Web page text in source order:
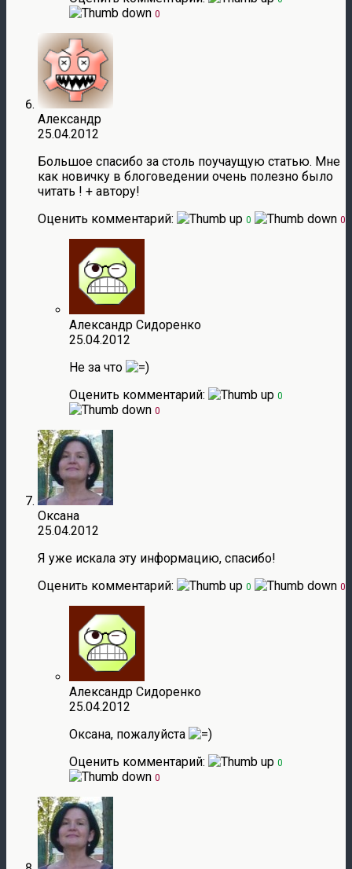
0
Александр
25.04.2012
Большое спасибо за столь поучаущую статью. Мне
как новичку в блоговедении очень полезно было
читать ! + автору!
Оценить комментарий:
0 0
Александр Сидоренко
25.04.2012
Не за что
Оценить комментарий:
0
0
Оксана
25.04.2012
Я уже искала эту информацию, спасибо!
Оценить комментарий:
0 0
Александр Сидоренко
25.04.2012
Оксана, пожалуйста
Оценить комментарий:
0
0